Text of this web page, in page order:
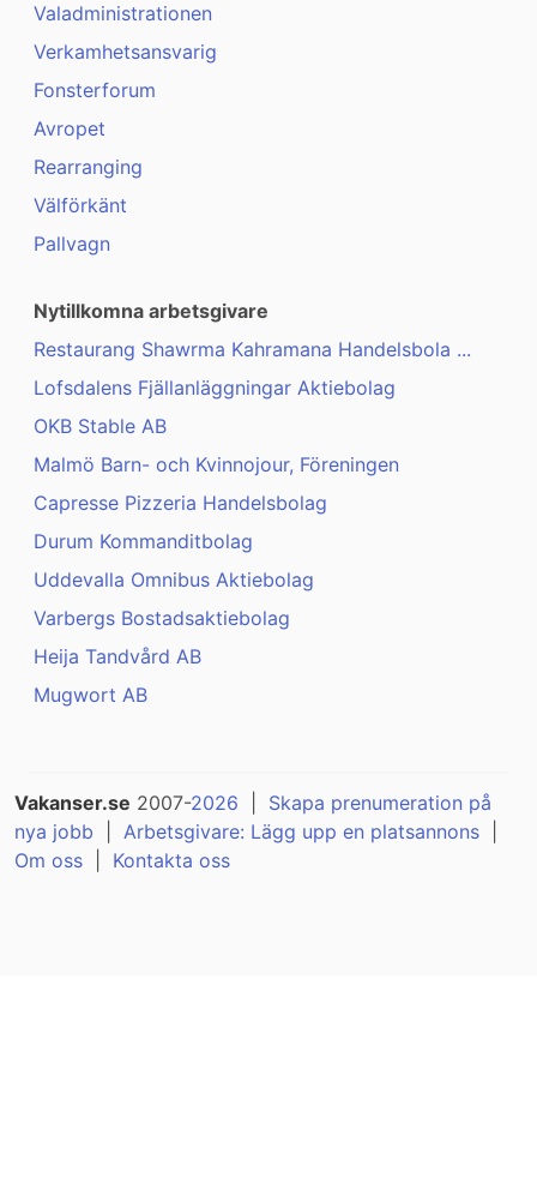
Valadministrationen
Verkamhetsansvarig
Fonsterforum
Avropet
Rearranging
Välförkänt
Pallvagn
Nytillkomna arbetsgivare
Restaurang Shawrma Kahramana Handelsbola ...
Lofsdalens Fjällanläggningar Aktiebolag
OKB Stable AB
Malmö Barn- och Kvinnojour, Föreningen
Capresse Pizzeria Handelsbolag
Durum Kommanditbolag
Uddevalla Omnibus Aktiebolag
Varbergs Bostadsaktiebolag
Heija Tandvård AB
Mugwort AB
Vakanser.se 2007-2026
Skapa prenumeration på
nya jobb
Arbetsgivare: Lägg upp en platsannons
Om oss
Kontakta oss